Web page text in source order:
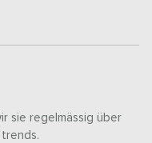
sie regelmässig über